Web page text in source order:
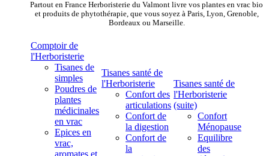
Partout en France Herboristerie du Valmont livre vos plantes en vrac bio
et produits de phytothérapie, que vous soyez à Paris, Lyon, Grenoble,
Bordeaux ou Marseille.
Comptoir de
l'Herboristerie
Tisanes de
simples
Poudres de
plantes
médicinales
en vrac
Epices en
vrac,
Tisanes santé de
l'Herboristerie
Confort des
articulations
Confort de
la digestion
Confort de
la
Tisanes santé de
l'Herboristerie
(suite)
Confort
Ménopause
Equilibre
des